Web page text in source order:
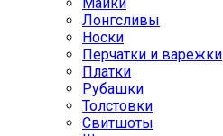
Лонгсливы
Носки
Перчатки и варежки
Платки
Рубашки
Толстовки
Свитшоты